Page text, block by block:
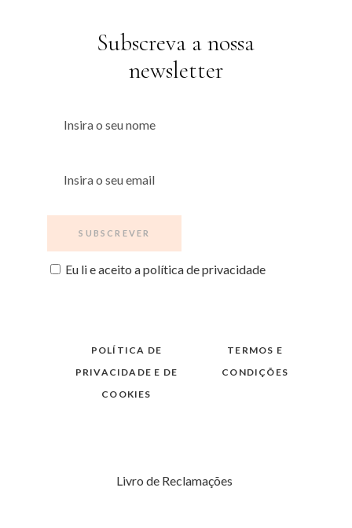
Subscreva a nossa
newsletter
Eu li e aceito a política de privacidade
POLÍTICA DE
PRIVACIDADE E DE
COOKIES
TERMOS E
CONDIÇÕES
Livro de Reclamações